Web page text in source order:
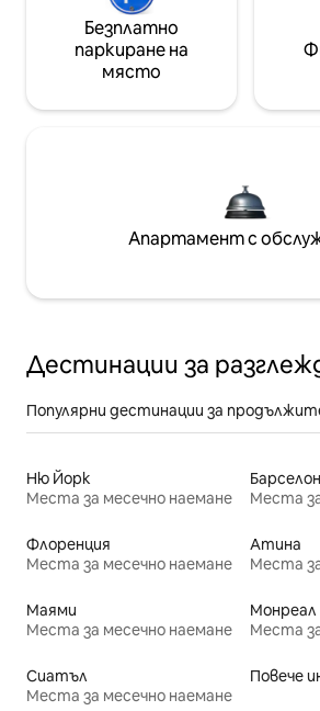
Безплатно
паркиране на
място
Апартамент с
Дестинации за
Популярни дестинации за
Ню Йорк
Места за месечно наемане
Места
Флоренция
Места за месечно наемане
Атина
Места
Маями
Места за месечно наемане
Монреал
Места
Сиатъл
Места за месечно наемане
Повече